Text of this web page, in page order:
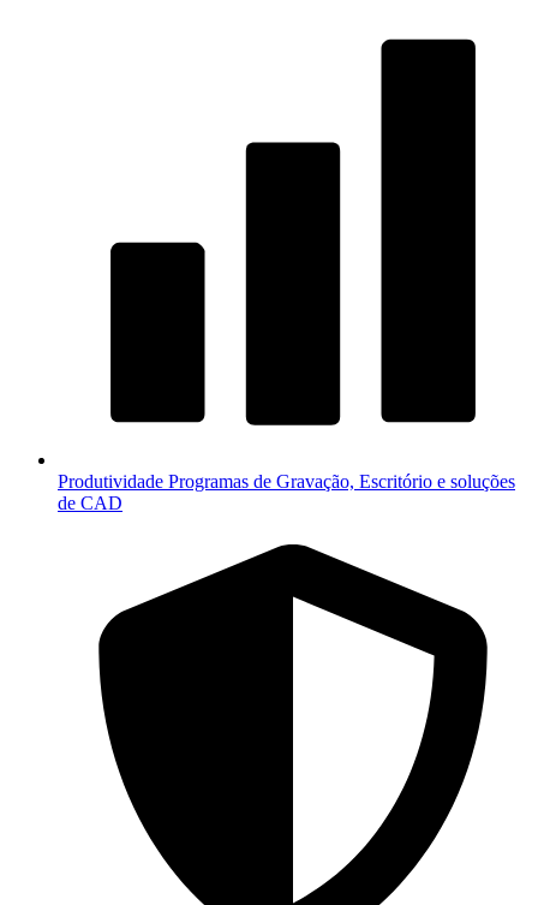
Produtividade Programas de Gravação, Escritório e soluções
de CAD